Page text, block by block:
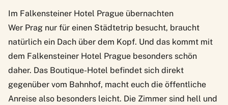
Im Falkensteiner Hotel Prague übernachten
Wer Prag nur für einen Städtetrip besucht, braucht
natürlich ein Dach über dem Kopf. Und das kommt mit
dem Falkensteiner Hotel Prague besonders schön
daher. Das Boutique-Hotel befindet sich direkt
gegenüber vom Bahnhof, macht euch die öffentliche
Anreise also besonders leicht. Die Zimmer sind hell und